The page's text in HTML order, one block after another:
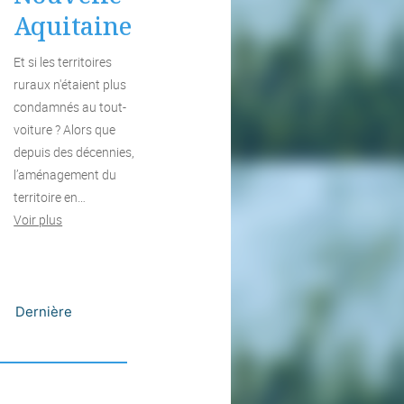
Aquitaine
Et si les territoires
ruraux n'étaient plus
condamnés au tout-
voiture ? Alors que
depuis des décennies,
l’aménagement du
territoire en…
Voir plus
Dernière